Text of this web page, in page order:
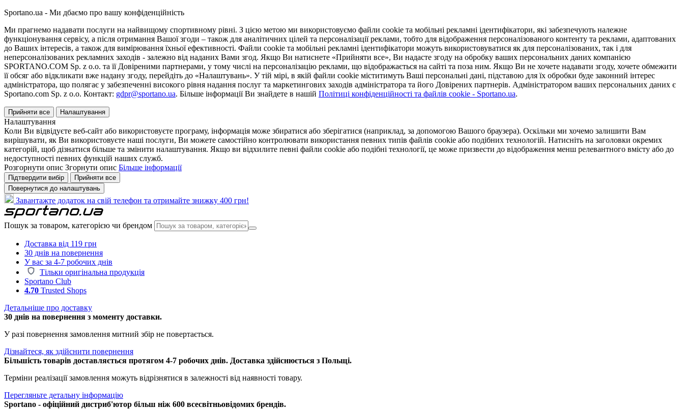
Sportano.ua - Ми дбаємо про вашу конфіденційність
Ми прагнемо надавати послуги на найвищому спортивному рівні. З цією метою ми використовуємо файли cookie та мобільні рекламні ідентифікатори, які забезпечують належне
функціонування сервісу, а після отримання Вашої згоди – також для аналітичних цілей та персоналізації реклами, тобто для відображення персоналізованого контенту та реклами, адаптованих
до Ваших інтересів, а також для вимірювання їхньої ефективності. Файли cookie та мобільні рекламні ідентифікатори можуть використовуватися як для персоналізованих, так і для
неперсоналізованих рекламних заходів - залежно від наданих Вами згод. Якщо Ви натиснете «Прийняти все», Ви надасте згоду на обробку ваших персональних даних компанією
SPORTANO.COM Sp. z o.o. та її Довіреними партнерами, у тому числі на персоналізацію реклами, що відображається на сайті та поза ним. Якщо Ви не хочете надавати згоду, хочете обмежити
її обсяг або відкликати вже надану згоду, перейдіть до «Налаштувань». У тій мірі, в якій файли cookie міститимуть Ваші персональні дані, підставою для їх обробки буде законний інтерес
адміністратора, що полягає у забезпеченні високого рівня надання послуг та маркетингових заходів адміністратора та його Довірених партнерів. Адміністратором ваших персональних даних є
Sportano.com Sp. z o.o. Контакт: gdpr@sportano.ua. Більше інформації Ви знайдете в нашій Політиці конфіденційності та файлів cookie - Sportano.ua.
Прийняти все Налаштування
Налаштування
Коли Ви відвідуєте веб-сайт або використовуєте програму, інформація може збиратися або зберігатися (наприклад, за допомогою Вашого браузера). Оскільки ми хочемо залишити Вам
вирішувати, як Ви використовуєте наші послуги, Ви можете самостійно контролювати використання певних типів файлів cookie або подібних технологій. Натисніть на заголовки окремих
категорій, щоб дізнатися більше та змінити налаштування. Якщо ви відхилите певні файли cookie або подібні технології, це може призвести до відображення менш релевантного вмісту або до
недоступності певних функцій наших служб.
Розгорнути опис Згорнути опис Більше інформації
Підтвердити вибір
Прийняти все
Повернутися до налаштувань
Завантажте додаток на свій телефон та отримайте знижку 400 грн!
Пошук за товаром, категорією чи брендом
Доставка від 119 грн
30 днів на повернення
У вас за 4-7 робочих днів
Тільки оригінальна продукція
Sportano Club
4.70 Trusted Shops
Детальніше про доставку
30 днів на повернення з моменту доставки.
У разі повернення замовлення митний збір не повертається.
Дізнайтеся, як здійснити повернення
Більшість товарів доставляється протягом 4-7 робочих днів. Доставка здійснюється з Польщі.
Терміни реалізації замовлення можуть відрізнятися в залежності від наявності товару.
Перегляньте детальну інформацію
Sportano - офіційний дистриб'ютор більш ніж 600 всесвітньовідомих брендів.